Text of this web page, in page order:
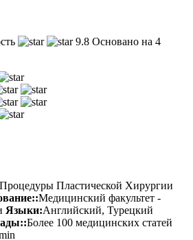
9.8 Основано на 4
Процедуры Пластической Хирургии
Медицинский факультет -
Языки:Английский, Турецкий
Более 100 медицинских статей